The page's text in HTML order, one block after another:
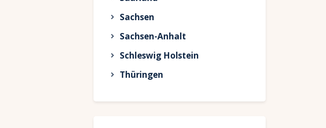
Sachsen
Sachsen-Anhalt
Schleswig Holstein
Thüringen